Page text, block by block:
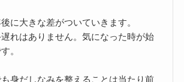
に大きな差がついていきます。
れはありません。気になった時が始
。
身だしなみを整えることは当たり前